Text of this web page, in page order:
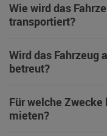
Wie wird das
transportiert?
Wird das Fahrzeug
betreut?
Für welche
mieten?